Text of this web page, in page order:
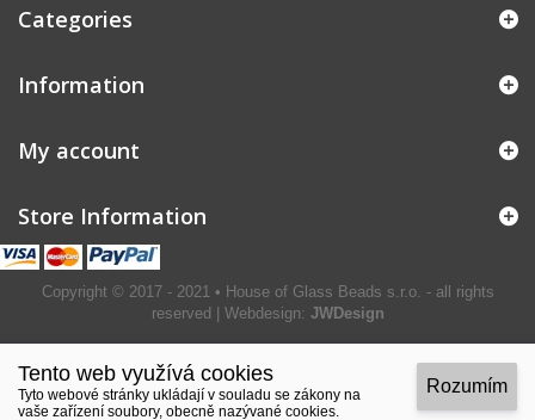
Categories
Information
My account
Store Information
Copyright © 2017 - 2021 • House of Glass Beads s.r.o. - all rights
reserved | Webdesign: JWDesign
Tento web využívá cookies
Tyto webové stránky ukládají v souladu se zákony na
vaše zařízení soubory, obecně nazývané cookies.
Rozumím